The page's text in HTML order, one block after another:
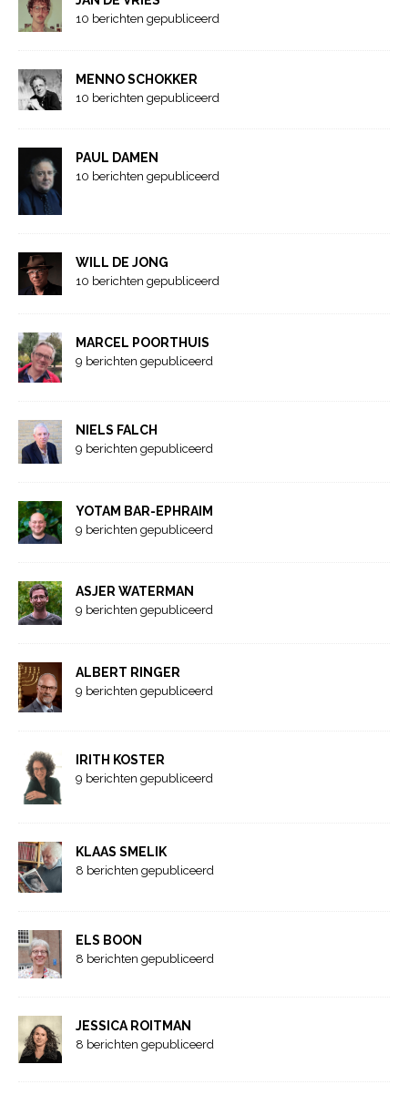
10 berichten gepubliceerd
MENNO SCHOKKER
10 berichten gepubliceerd
PAUL DAMEN
10 berichten gepubliceerd
WILL DE JONG
10 berichten gepubliceerd
MARCEL POORTHUIS
9 berichten gepubliceerd
NIELS FALCH
9 berichten gepubliceerd
YOTAM BAR-EPHRAIM
9 berichten gepubliceerd
ASJER WATERMAN
9 berichten gepubliceerd
ALBERT RINGER
9 berichten gepubliceerd
IRITH KOSTER
9 berichten gepubliceerd
KLAAS SMELIK
8 berichten gepubliceerd
ELS BOON
8 berichten gepubliceerd
JESSICA ROITMAN
8 berichten gepubliceerd